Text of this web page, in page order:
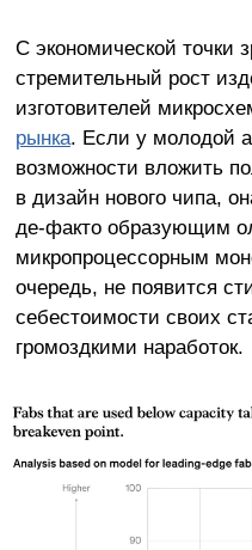
С экономической точки
стремительный рост
изготовителей
рынка. Если у молодой
возможности вложить
в дизайн нового чипа,
де-факто образующим
микропроцессорным
очередь, не появится
себестоимости своих
громоздкими наработок.